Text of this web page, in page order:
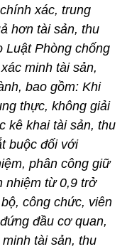
xác, trung
hơn tài sản, thu
Luật Phòng chống
minh tài sản,
bao gồm: Khi
thực, không giải
kê khai tài sản, thu
buộc đối với
phân công giữ
nhiệm từ 0,9 trở
công chức, viên
đầu cơ quan,
tài sản, thu